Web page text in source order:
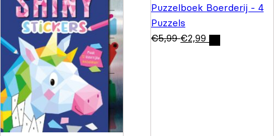
Puzzelboek Boerderij - 4
Puzzels
€5,99 €2,99